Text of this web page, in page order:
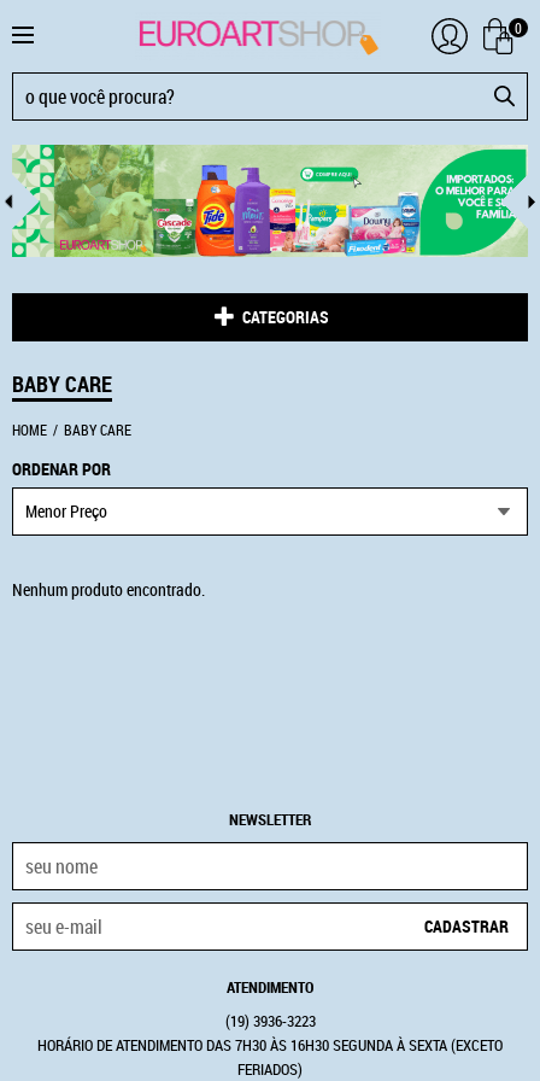
0
CATEGORIAS
BABY CARE
HOME BABY CARE
ORDENAR POR
Menor Preço
Nenhum produto encontrado.
NEWSLETTER
CADASTRAR
ATENDIMENTO
(19) 3936-3223
HORÁRIO DE ATENDIMENTO DAS 7H30 ÀS 16H30 SEGUNDA À SEXTA (EXCETO
FERIADOS)